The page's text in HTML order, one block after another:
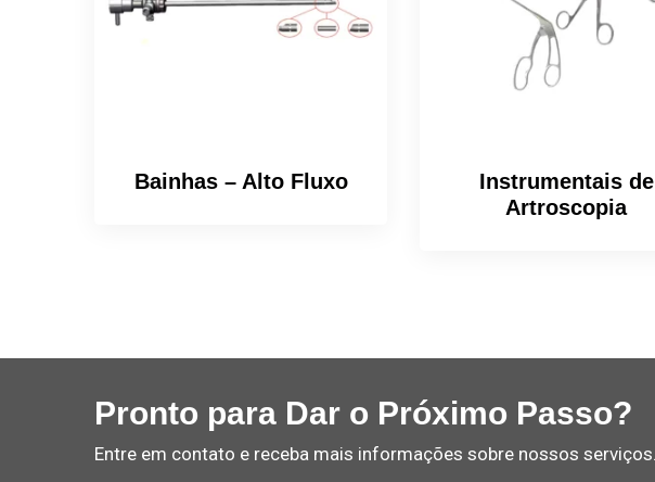
Bainhas – Alto Fluxo
Instrumentais de
Artroscopia
Pronto para Dar o Próximo Passo?
Entre em contato e receba mais informações sobre nossos serviços.